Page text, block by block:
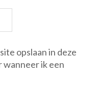
opslaan in deze
wanneer ik een